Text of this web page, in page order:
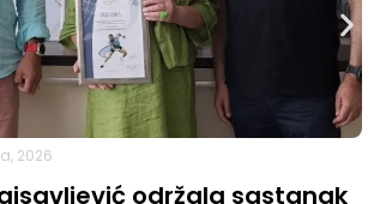
2026
održala sastanak